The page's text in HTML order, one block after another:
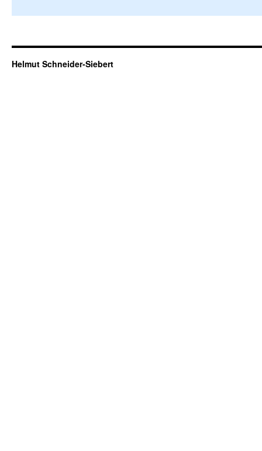
Helmut Schneider-Siebert